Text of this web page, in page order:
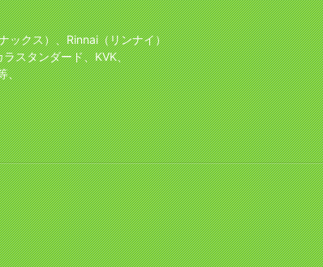
ックス）、Rinnai（リンナイ）
スタンダード、KVK、
、